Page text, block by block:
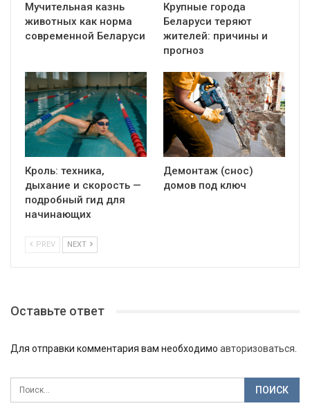
Мучительная казнь
животных как норма
современной Беларуси
Крупные города
Беларуси теряют
жителей: причины и
прогноз
Кроль: техника,
дыхание и скорость —
подробный гид для
начинающих
Демонтаж (снос)
домов под ключ
PREV NEXT
Оставьте ответ
Для отправки комментария вам необходимо авторизоваться.